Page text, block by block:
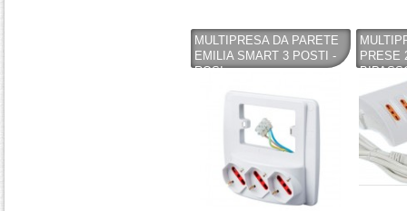
MULTIPRESA DA PARETE
EMILIA SMART 3 POSTI -
ROSI
PRESE
BRIXO